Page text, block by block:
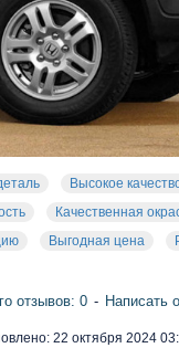
Высокое
Качественная
Выгодная цена
22 октября 2024
отзывов: 0 - Написать